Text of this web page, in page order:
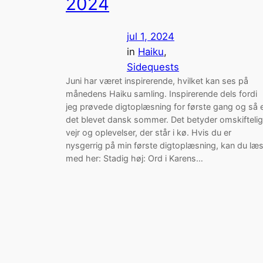
jul 1, 2024
in Haiku
Sidequests
Juni har været inspirerende, hvilket kan ses på
månedens Haiku samling. Inspirerende dels fordi
jeg prøvede digtoplæsning for første gang og så
det blevet dansk sommer. Det betyder
vejr og oplevelser, der står i kø. Hvis du er
nysgerrig på min første digtoplæsning, kan du
med her: Stadig høj: Ord i Karens…